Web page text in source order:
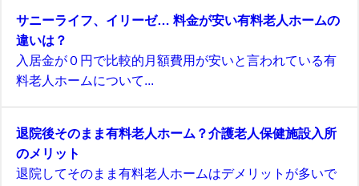
サニーライフ、イリーゼ… 料金が安い有料老人ホームの
違いは？
入居金が０円で比較的月額費用が安いと言われている有
料老人ホームについて...
退院後そのまま有料老人ホーム？介護老人保健施設入所
のメリット
退院してそのまま有料老人ホームはデメリットが多いで